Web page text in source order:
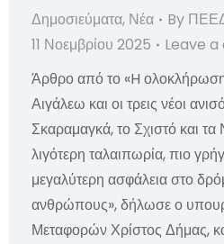
Δημοσιεύματα, Νέα By
11 Νοεμβρίου 2025
Leave
Άρθρο από το «H ολοκλήρωση
Αιγάλεω και οι τρεις νέοι
Σκαραμαγκά, το Σχιστό και
λιγότερη ταλαιπωρία, πιο
μεγαλύτερη ασφάλεια στο
ανθρώπους», δήλωσε ο
Μεταφορών Χρίστος Δήμας,